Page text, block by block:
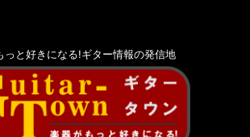
っと好きになる!ギター情報の発信地